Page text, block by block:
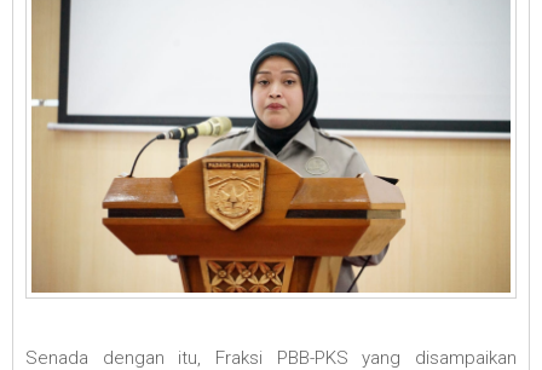
Senada dengan itu, Fraksi PBB-PKS yang disampaikan